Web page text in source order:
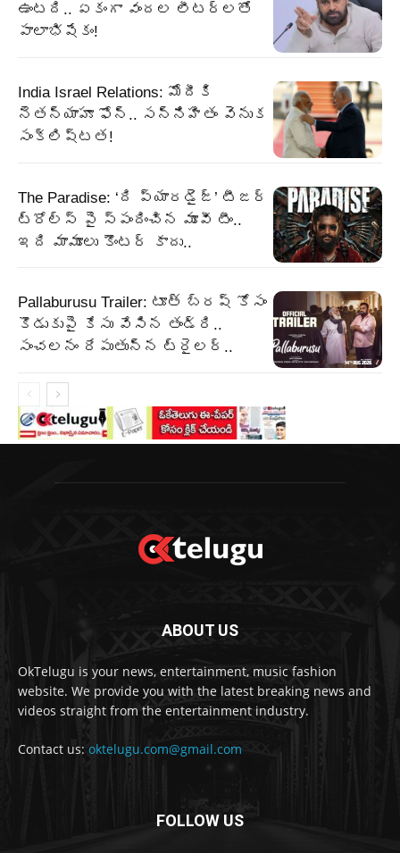
ఉంటది.. ఏకంగా వందల లీటర్లతో
పాలాభిషేకం!
India Israel Relations: మోదీకి
నెతన్యాహూ ఫోన్‌.. సన్నిహితం వెనుక
సంక్లిష్టత!
The Paradise: ‘ది ప్యారడైజ్’ టీజర్
ట్రోల్స్ పై స్పందించిన మూవీ టీం..
ఇది మామూలు కౌంటర్ కాదు..
Pallaburusu Trailer: టూత్ బ్రష్ కోసం
కొడుకుపై కేసు వేసిన తండ్రి..
సంచలనం రేపుతున్న ట్రైలర్..
ABOUT US
OkTelugu is your news, entertainment, music fashion
website. We provide you with the latest breaking news and
videos straight from the entertainment industry.
Contact us: oktelugu.com@gmail.com
FOLLOW US